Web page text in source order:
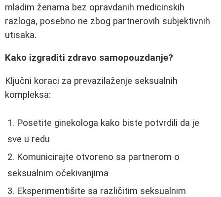
mladim ženama bez opravdanih medicinskih
razloga, posebno ne zbog partnerovih subjektivnih
utisaka.
Kako izgraditi zdravo samopouzdanje?
Ključni koraci za prevazilaženje seksualnih
kompleksa:
Posetite ginekologa kako biste potvrdili da je
sve u redu
Komunicirajte otvoreno sa partnerom o
seksualnim očekivanjima
Eksperimentišite sa različitim seksualnim